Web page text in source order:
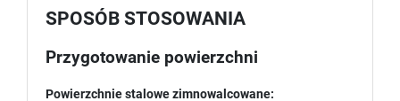
SPOSÓB STOSOWANIA
Przygotowanie powierzchni
Powierzchnie stalowe zimnowalcowane: